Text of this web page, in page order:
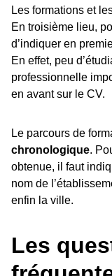
Les formations et
En troisième lieu,
d’indiquer en
En effet, peu
professionnelle
en avant sur le CV.
Le parcours de
chronologique.
obtenue, il faut
nom de
enfin la ville.
Les